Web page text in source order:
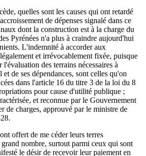
quelles sont les causes qui ont retardé
de dépenses signalé dans ce
dont la construction est à la charge du
Pyrénées n'a plus à craindre aujourd'hui
L'indemnité à accorder aux
et irrévocablement fixée, puisque
l'évaluation des terrains nécessaires à
de ses dépendances, sont celles qu'on
dans l'article 16 du titre 3 de la loi du 8
pour cause d'utilité publique ;
et reconnue par le Gouvernement
de charges, approuvé par le ministre de
offert de me céder leurs terres
nombre, surtout parmi ceux qui sont
le désir de recevoir leur paiement en